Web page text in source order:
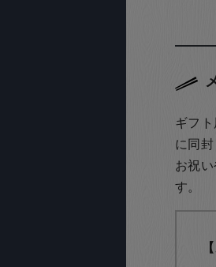
ギフ
に同
お祝
す。